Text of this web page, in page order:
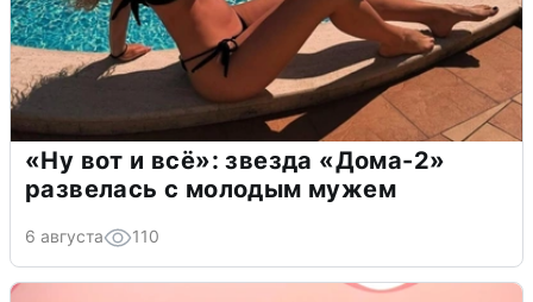
«Ну вот и всё»: звезда «Дома-2»
развелась с молодым мужем
6 августа 110